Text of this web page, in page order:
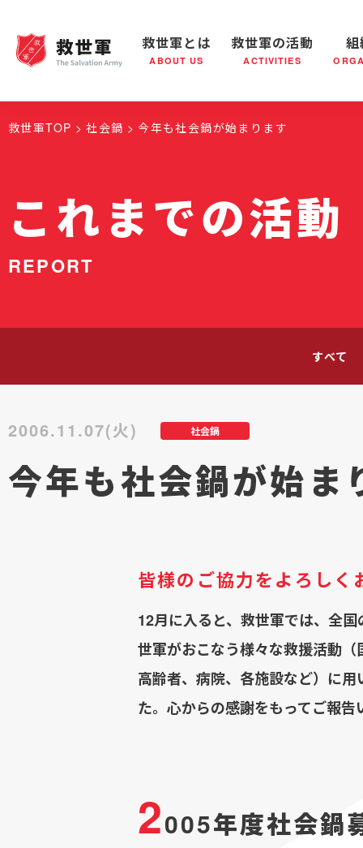
救世軍とは
ABOUT US
救世軍とは 世界が抱えている社会問題 救世軍
救世軍の活動
ACTIVITIES
救世軍の活動 社会鍋
組織概要
救世軍TOP 社会鍋 今年も社会鍋が始まります
これまでの活動
REPORT
すべて
社会鍋
2006.11.07(火)
今年も社会鍋が始ま
皆様のご協力をよろしく
12月に入ると、救世軍では、全
世軍がおこなう様々な救援活動
高齢者、病院、各施設など）に
た。心からの感謝をもってご報告
2005年度社会鍋